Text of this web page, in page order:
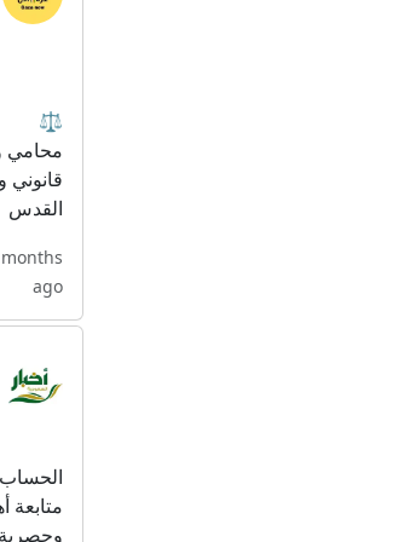
⚖
محامي
قانوني
القدس
ago
الحساب
متابعة